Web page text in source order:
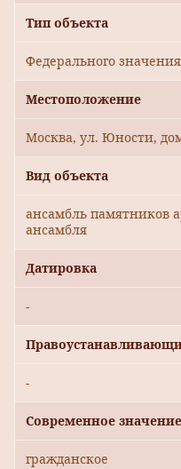
Тип объекта
Федерального значения
Местоположение
Москва, ул. Юности,
Вид объекта
ансамбль памятников
ансамбля
Датировка
-
-
Современное значение
гражданское